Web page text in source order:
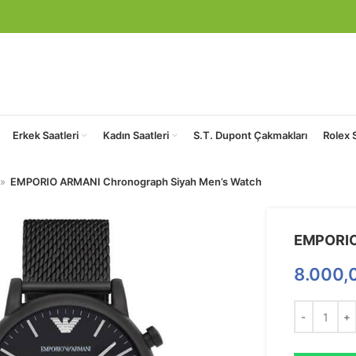
Erkek Saatleri Kadın Saatleri S.T. Dupont Çakmakları Rolex
EMPORIO ARMANI Chronograph Siyah Men’s Watch